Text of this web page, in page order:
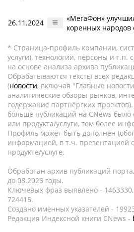
26.11.2024
«МегаФон»
коренных народов
* Страница-профиль компании,
услуги), технологии, персоны и т.п.
на основе анализа архива
Обрабатываются тексты всех
(новости, включая "Главные
аналитические обзоры рынков,
содержание партнёрских
больше публикаций на CNews
или продукта/услуги, тем более
Профиль может быть дополнен
информацией, в т.ч. презентацией
продукте/услуге.
Обработан архив публикаций
до 08.2026 годы.
Ключевых фраз выявлено -
724415.
Создано именных указателей -
Редакция Индексной книги CNews -